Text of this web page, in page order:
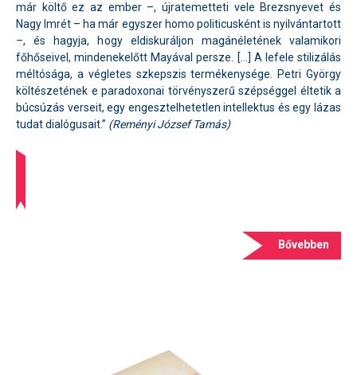
már költő ez az ember –, újratemetteti vele Brezsnyevet és
Nagy Imrét – ha már egyszer homo politicusként is nyilvántartott
–, és hagyja, hogy eldiskuráljon magánéletének valamikori
főhőseivel, mindenekelőtt Mayával persze. […] A lefele stilizálás
méltósága, a végletes szkepszis termékenysége. Petri György
költészetének e paradoxonai törvényszerű szépséggel éltetik a
búcsúzás verseit, egy engesztelhetetlen intellektus és egy lázas
tudat dialógusait.” (Reményi József Tamás)
Bővebben